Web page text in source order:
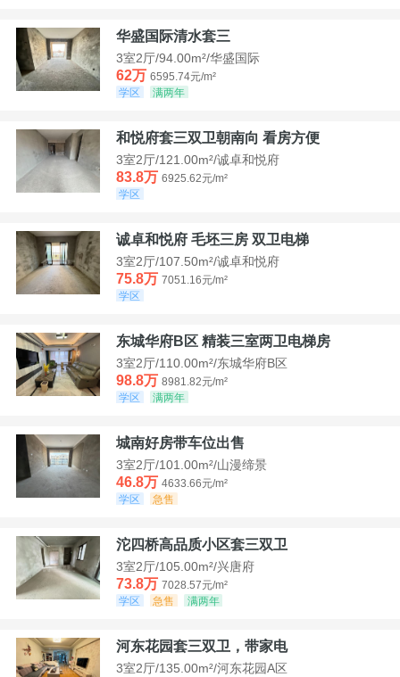
华盛国际清水套三
3室2厅/94.00m²/华盛国际
62万 6595.74元/m²
学区
满两年
和悦府套三双卫朝南向 看房方便
3室2厅/121.00m²/诚卓和悦府
83.8万 6925.62元/m²
学区
诚卓和悦府 毛坯三房 双卫电梯
3室2厅/107.50m²/诚卓和悦府
75.8万 7051.16元/m²
学区
东城华府B区 精装三室两卫电梯房
3室2厅/110.00m²/东城华府B区
98.8万 8981.82元/m²
学区
满两年
城南好房带车位出售
3室2厅/101.00m²/山漫缔景
46.8万 4633.66元/m²
学区
急售
沱四桥高品质小区套三双卫
3室2厅/105.00m²/兴唐府
73.8万 7028.57元/m²
学区
急售 满两年
河东花园套三双卫，带家电
3室2厅/135.00m²/河东花园A区